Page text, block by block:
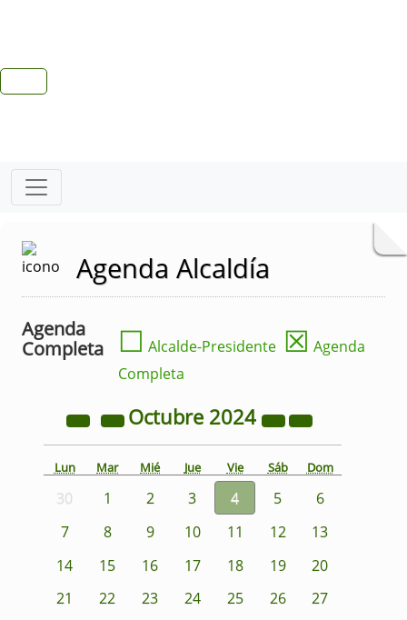
Agenda Alcaldía
Agenda
Completa
☐ Alcalde-Presidente ☒ Agenda
Completa
Octubre 2024
Lun Mar Mié Jue Vie Sáb Dom
30 1 2 3 4 5
6
7
8 9 10 11 12
13
14
15 16 17 18 19
20
21
22 23 24 25 26
27